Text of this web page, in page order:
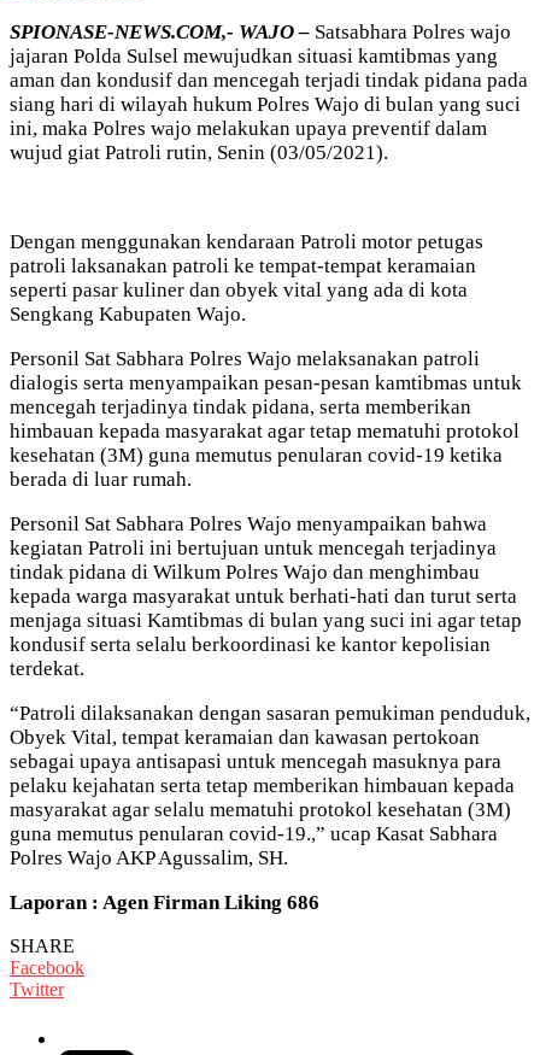
SPIONASE-NEWS.COM,- WAJO – Satsabhara Polres wajo
jajaran Polda Sulsel mewujudkan situasi kamtibmas yang
aman dan kondusif dan mencegah terjadi tindak pidana pada
siang hari di wilayah hukum Polres Wajo di bulan yang suci
ini, maka Polres wajo melakukan upaya preventif dalam
wujud giat Patroli rutin, Senin (03/05/2021).
Dengan menggunakan kendaraan Patroli motor petugas
patroli laksanakan patroli ke tempat-tempat keramaian
seperti pasar kuliner dan obyek vital yang ada di kota
Sengkang Kabupaten Wajo.
Personil Sat Sabhara Polres Wajo melaksanakan patroli
dialogis serta menyampaikan pesan-pesan kamtibmas untuk
mencegah terjadinya tindak pidana, serta memberikan
himbauan kepada masyarakat agar tetap mematuhi protokol
kesehatan (3M) guna memutus penularan covid-19 ketika
berada di luar rumah.
Personil Sat Sabhara Polres Wajo menyampaikan bahwa
kegiatan Patroli ini bertujuan untuk mencegah terjadinya
tindak pidana di Wilkum Polres Wajo dan menghimbau
kepada warga masyarakat untuk berhati-hati dan turut serta
menjaga situasi Kamtibmas di bulan yang suci ini agar tetap
kondusif serta selalu berkoordinasi ke kantor kepolisian
terdekat.
“Patroli dilaksanakan dengan sasaran pemukiman penduduk,
Obyek Vital, tempat keramaian dan kawasan pertokoan
sebagai upaya antisapasi untuk mencegah masuknya para
pelaku kejahatan serta tetap memberikan himbauan kepada
masyarakat agar selalu mematuhi protokol kesehatan (3M)
guna memutus penularan covid-19.,” ucap Kasat Sabhara
Polres Wajo AKP Agussalim, SH.
Laporan : Agen Firman Liking 686
SHARE
Facebook
Twitter